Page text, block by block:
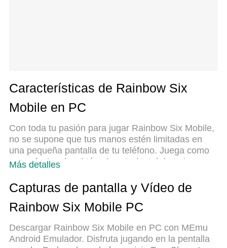
Características de Rainbow Six
Mobile en PC
Con toda tu pasión para jugar Rainbow Six Mobile,
no se supone que tus manos estén limitadas en
una pequeña pantalla de tu teléfono. Juega como
un profesional y obtén el control total de tu juego
las cosas que espera. Descargar y jugar Rainbow
Six Mobile en PC. Juega todo el tiempo que
quieras, sin más limitaciones de batería, datos
la mejor opción para jugar Rainbow Six Mobile en
PC. Preparado con nuestra experiencia, el
Más detalles
Capturas de pantalla y Vídeo de
Rainbow Six Mobile PC
Descargar Rainbow Six Mobile en PC con MEmu
Android Emulador. Disfruta jugando en la pentalla